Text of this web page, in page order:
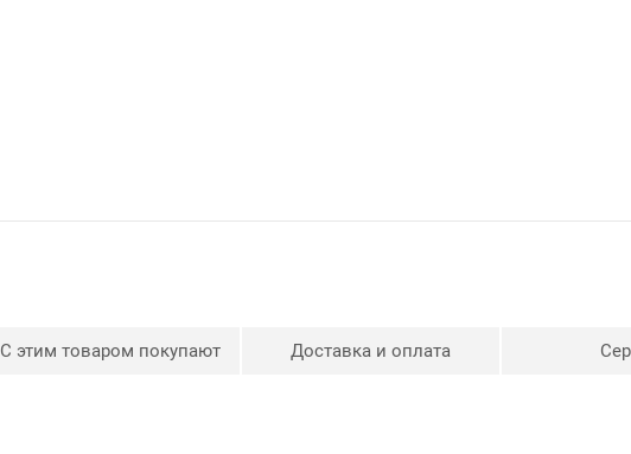
С этим товаром покупают Доставка и оплата